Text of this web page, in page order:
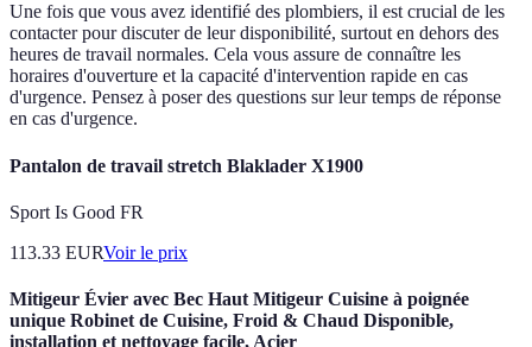
Une fois que vous avez identifié des plombiers, il est crucial de les
contacter pour discuter de leur disponibilité, surtout en dehors des
heures de travail normales. Cela vous assure de connaître les
horaires d'ouverture et la capacité d'intervention rapide en cas
d'urgence. Pensez à poser des questions sur leur temps de réponse
en cas d'urgence.
Pantalon de travail stretch Blaklader X1900
Sport Is Good FR
113.33 EURVoir le prix
Mitigeur Évier avec Bec Haut Mitigeur Cuisine à poignée
unique Robinet de Cuisine, Froid & Chaud Disponible,
installation et nettoyage facile, Acier